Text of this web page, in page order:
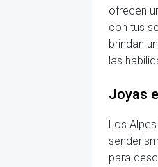
ofrecen
con tus
brindan
las
Joyas
Los
para